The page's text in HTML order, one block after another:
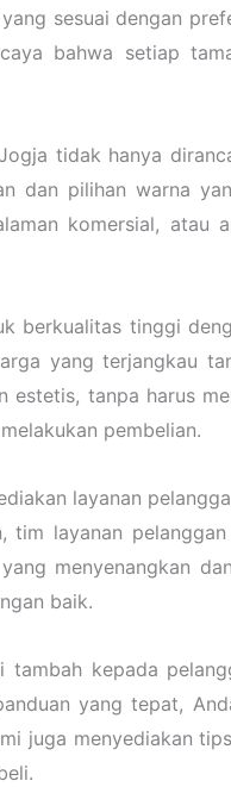
sesuai dengan
bahwa setiap
tidak hanya
dan pilihan warna
komersial,
berkualitas tinggi
yang terjangkau
tanpa harus
pembelian.
layanan
layanan
menyenangkan
baik.
kepada
yang tepat,
juga menyediakan